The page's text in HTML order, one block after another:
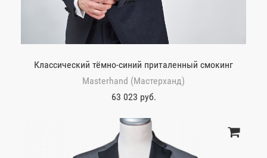
Классический тёмно-синий приталенный смокинг
Masterhand (Мастерханд)
63 023 руб.